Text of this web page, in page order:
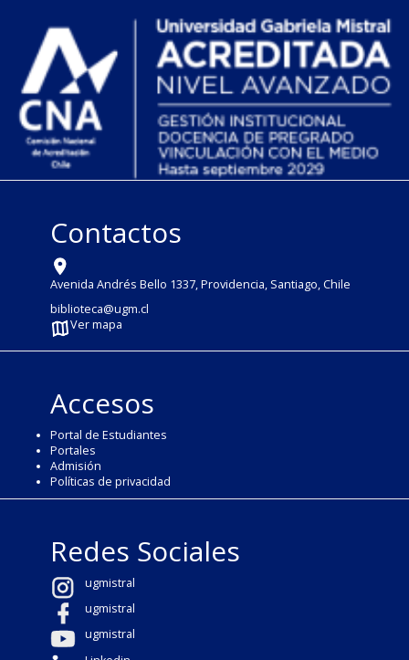
Contactos
Avenida Andrés Bello 1337, Providencia, Santiago, Chile
biblioteca@ugm.cl
Ver mapa
Accesos
Portal de Estudiantes
Portales
Admisión
Políticas de privacidad
Redes Sociales
ugmistral
ugmistral
ugmistral